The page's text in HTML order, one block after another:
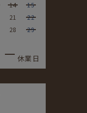
14
15
21
22
28
29
休業日